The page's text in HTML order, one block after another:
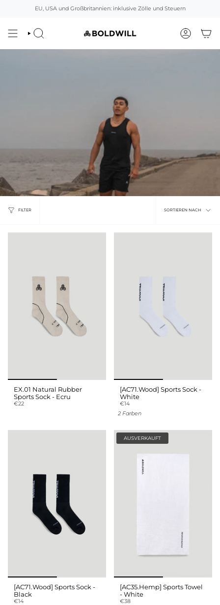
EU, USA und Großbritannien: inklusive Zölle und Steuern
SUCHEN ACCOUNT
FILTER SORTIEREN NACH
EX.01 Natural Rubber
Sports Sock - Ecru
€22
[AC71.Wood] Sports Sock -
White
€14
2 Farben
[AC71.Wood] Sports Sock -
Black
€14
AUSVERKAUFT
[AC35.Hemp] Sports Towel
- White
€38